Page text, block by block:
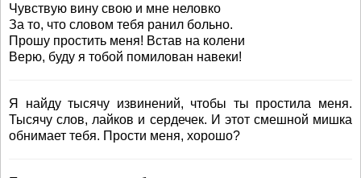
Чувствую вину свою и мне неловко
За то, что словом тебя ранил больно.
Прошу простить меня! Встав на колени
Верю, буду я тобой помилован навеки!
Я найду тысячу извинений, чтобы ты простила меня.
Тысячу слов, лайков и сердечек. И этот смешной мишка
обнимает тебя. Прости меня, хорошо?